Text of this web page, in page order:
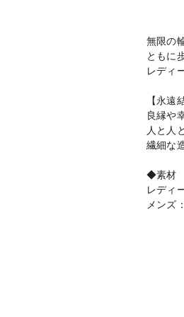
無限の
ともに
レディ
【永遠
良縁や
人と人
繊細な
◆素材
レディ
メンズ